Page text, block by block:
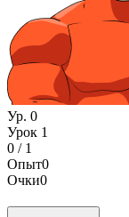
Ур. 0
Урок 1
0 / 1
Опыт0
Очки0